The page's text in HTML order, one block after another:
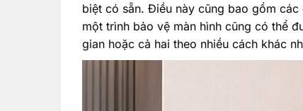
biệt có sẵn. Điều này cũng bao gồm
một trình bảo vệ màn hình cũng có thể
gian hoặc cả hai theo nhiều cách khác